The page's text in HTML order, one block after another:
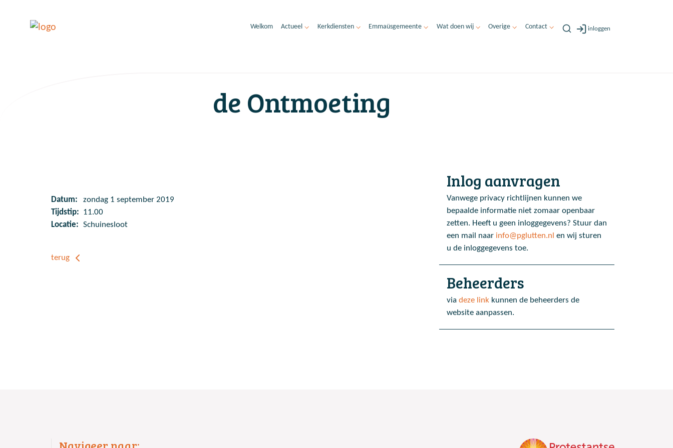
Welkom Actueel Kerkdiensten Emmaüsgemeente Wat doen wij Overige Contact inloggen
de Ontmoeting
Datum:
zondag 1 september 2019
Tijdstip: 11.00
Locatie: Schuinesloot
terug
Inlog aanvragen
Vanwege privacy richtlijnen kunnen we
bepaalde informatie niet zomaar openbaar
zetten. Heeft u geen inloggegevens? Stuur dan
een mail naar info@pglutten.nl en wij sturen
u de inloggegevens toe.
Beheerders
via deze link kunnen de beheerders de
website aanpassen.